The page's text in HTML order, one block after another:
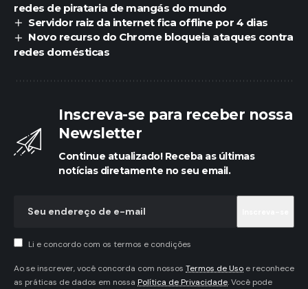
redes de pirataria de mangás do mundo
Servidor raiz da internet fica offline por 4 dias
Novo recurso do Chrome bloqueia ataques contra
redes domésticas
Inscreva-se para receber nossa
Newsletter
Continue atualizado! Receba as últimas
notícias diretamente no seu email.
Li e concordo com os termos e condições
Ao se inscrever, você concorda com nossos Termos de Uso e reconhece
as práticas de dados em nossa Política de Privacidade. Você pode